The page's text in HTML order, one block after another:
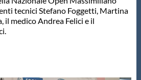
tecnici Stefano Foggetti, Martina
il medico Andrea Felici e il